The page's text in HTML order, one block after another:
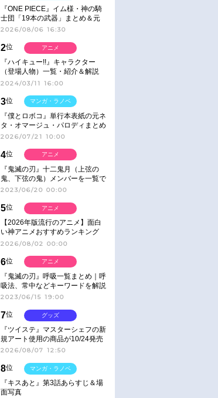
『ONE PIECE』イム様・神の騎
士団「19本の武器」まとめ＆元
ネタ
2026/08/06 16:30
2位
『ハイキュー!!』キャラクター
（登場人物）一覧・紹介＆解説
2024/03/11 16:00
アニメ
3位
『僕とロボコ』単行本表紙の元ネ
タ・オマージュ・パロディまとめ
2026/07/21 10:00
マンガ・ラノベ
4位
『鬼滅の刃』十二鬼月（上弦の
鬼、下弦の鬼）メンバーを一覧で
紹介＆解説（登場鬼の情報まと
2023/06/20 00:00
アニメ
5位
【2026年版流行のアニメ】面白
い神アニメおすすめランキング
【名作・話題作】｜ジャンル別人
2026/08/02 00:00
アニメ
6位
『鬼滅の刃』呼吸一覧まとめ｜呼
吸法、常中などキーワードを解説
2023/06/15 19:00
アニメ
7位
『ツイステ』マスターシェフの新
規アート使用の商品が10/24発売
2026/08/07 12:50
グッズ
8位
『キスあと』第3話あらすじ＆場
面写真
マンガ・ラノベ